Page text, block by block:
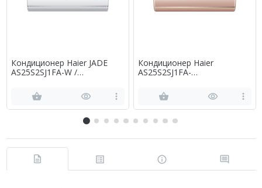
Кондиционер Haier JADE
AS25S2SJ1FA-W /
Кондиционер Haier
AS25S2SJ1FA-